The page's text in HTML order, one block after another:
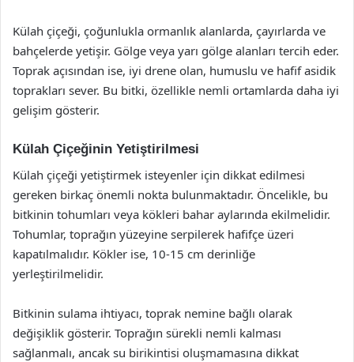
Külah çiçeği, çoğunlukla ormanlık alanlarda, çayırlarda ve
bahçelerde yetişir. Gölge veya yarı gölge alanları tercih eder.
Toprak açısından ise, iyi drene olan, humuslu ve hafif asidik
toprakları sever. Bu bitki, özellikle nemli ortamlarda daha iyi
gelişim gösterir.
Külah Çiçeğinin Yetiştirilmesi
Külah çiçeği yetiştirmek isteyenler için dikkat edilmesi
gereken birkaç önemli nokta bulunmaktadır. Öncelikle, bu
bitkinin tohumları veya kökleri bahar aylarında ekilmelidir.
Tohumlar, toprağın yüzeyine serpilerek hafifçe üzeri
kapatılmalıdır. Kökler ise, 10-15 cm derinliğe
yerleştirilmelidir.
Bitkinin sulama ihtiyacı, toprak nemine bağlı olarak
değişiklik gösterir. Toprağın sürekli nemli kalması
sağlanmalı, ancak su birikintisi oluşmamasına dikkat